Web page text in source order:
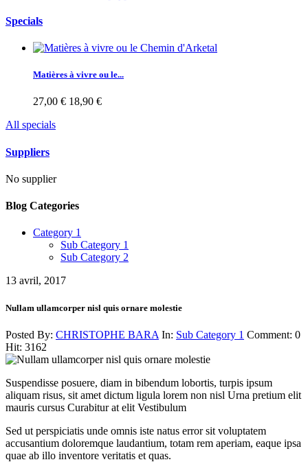
Specials
Matières à vivre ou le...
27,00 € 18,90 €
All specials
Suppliers
No supplier
Blog Categories
Category 1
Sub Category 1
Sub Category 2
13 avril, 2017
Nullam ullamcorper nisl quis ornare molestie
Posted By: CHRISTOPHE BARA In: Sub Category 1 Comment: 0
Hit: 3162
Suspendisse posuere, diam in bibendum lobortis, turpis ipsum
aliquam risus, sit amet dictum ligula lorem non nisl Urna pretium elit
mauris cursus Curabitur at elit Vestibulum
Sed ut perspiciatis unde omnis iste natus error sit voluptatem
accusantium doloremque laudantium, totam rem aperiam, eaque ipsa
quae ab illo inventore veritatis et quas.